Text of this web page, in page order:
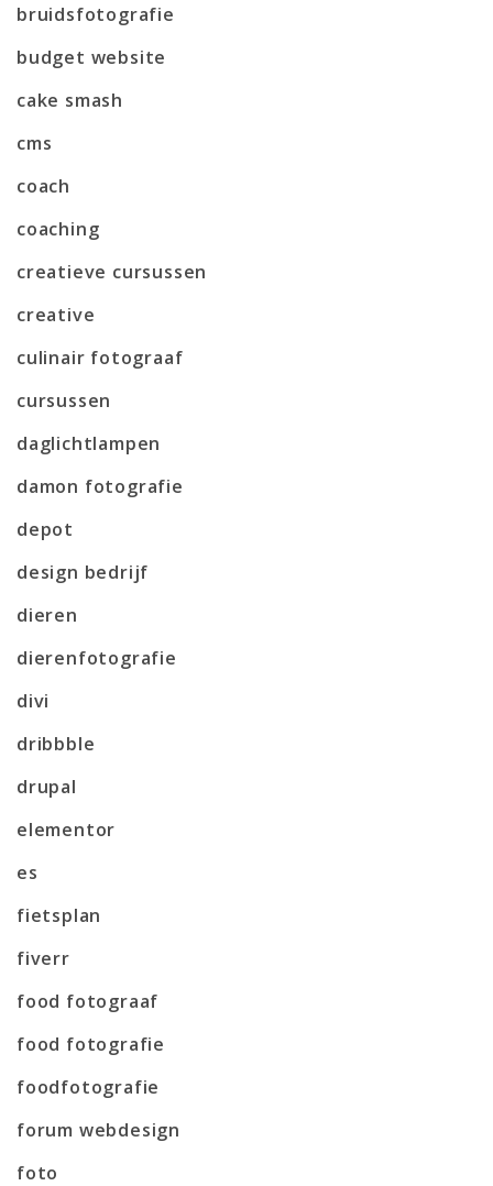
bruidsfotografie
budget website
cake smash
cms
coach
coaching
creatieve cursussen
creative
culinair fotograaf
cursussen
daglichtlampen
damon fotografie
depot
design bedrijf
dieren
dierenfotografie
divi
dribbble
drupal
elementor
es
fietsplan
fiverr
food fotograaf
food fotografie
foodfotografie
forum webdesign
foto